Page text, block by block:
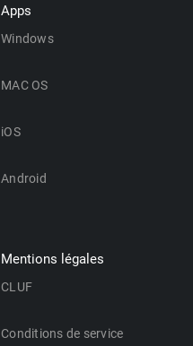
Apps
Windows
MAC OS
iOS
Android
Mentions légales
CLUF
Conditions de service